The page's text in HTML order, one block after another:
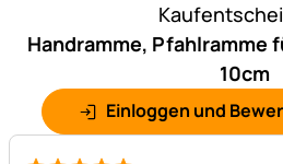
Handramme, Pfahlramme
10cm
Einloggen und